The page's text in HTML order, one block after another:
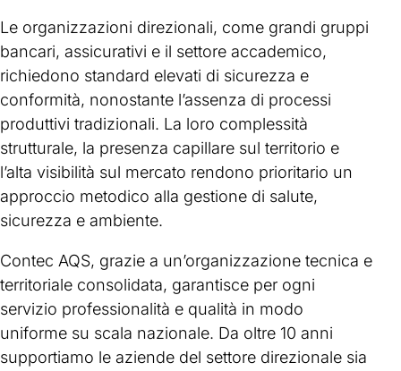
Le organizzazioni direzionali, come grandi gruppi
bancari, assicurativi e il settore accademico,
richiedono standard elevati di sicurezza e
conformità, nonostante l’assenza di processi
produttivi tradizionali. La loro complessità
strutturale, la presenza capillare sul territorio e
l’alta visibilità sul mercato rendono prioritario un
approccio metodico alla gestione di salute,
sicurezza e ambiente.
Contec AQS, grazie a un’organizzazione tecnica e
territoriale consolidata, garantisce per ogni
servizio professionalità e qualità in modo
uniforme su scala nazionale. Da oltre 10 anni
supportiamo le aziende del settore direzionale sia